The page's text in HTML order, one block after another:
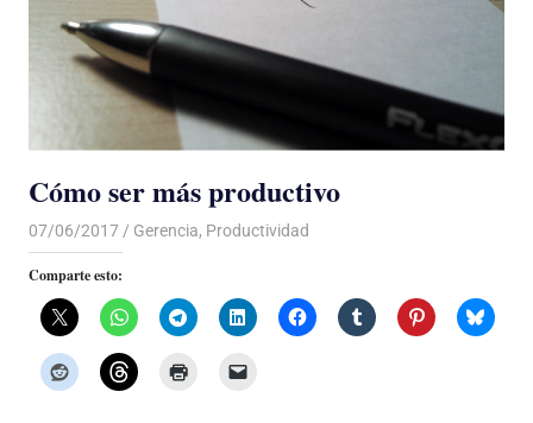
Cómo ser más productivo
07/06/2017 De todo un Poco
Gerencia, Productividad
Comparte esto: